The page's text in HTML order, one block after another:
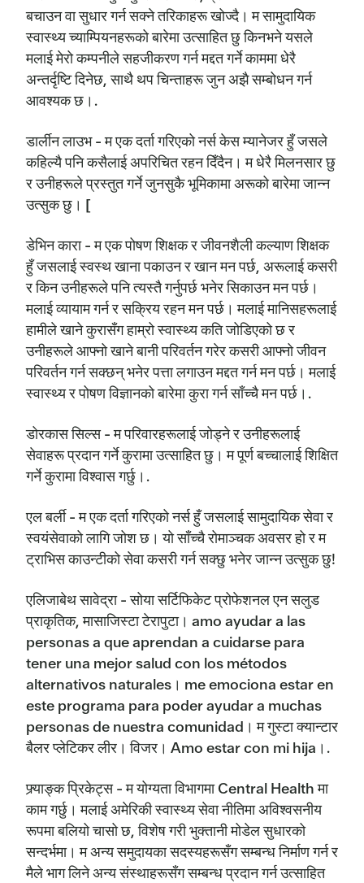
बचाउन वा सुधार गर्न सक्ने तरिकाहरू खोज्दै। म सामुदायिक
स्वास्थ्य च्याम्पियनहरूको बारेमा उत्साहित छु किनभने यसले
मलाई मेरो कम्पनीले सहजीकरण गर्न मद्दत गर्ने काममा धेरै
अन्तर्दृष्टि दिनेछ, साथै थप चिन्ताहरू जुन अझै सम्बोधन गर्न
आवश्यक छ।.
डार्लीन लाउभ - म एक दर्ता गरिएको नर्स केस म्यानेजर हुँ जसले
कहिल्यै पनि कसैलाई अपरिचित रहन दिँदैन। म धेरै मिलनसार छु
र उनीहरूले प्रस्तुत गर्ने जुनसुकै भूमिकामा अरूको बारेमा जान्न
उत्सुक छु। [
डेभिन कारा - म एक पोषण शिक्षक र जीवनशैली कल्याण शिक्षक
हुँ जसलाई स्वस्थ खाना पकाउन र खान मन पर्छ, अरूलाई कसरी
र किन उनीहरूले पनि त्यस्तै गर्नुपर्छ भनेर सिकाउन मन पर्छ।
मलाई व्यायाम गर्न र सक्रिय रहन मन पर्छ। मलाई मानिसहरूलाई
हामीले खाने कुरासँग हाम्रो स्वास्थ्य कति जोडिएको छ र
उनीहरूले आफ्नो खाने बानी परिवर्तन गरेर कसरी आफ्नो जीवन
परिवर्तन गर्न सक्छन् भनेर पत्ता लगाउन मद्दत गर्न मन पर्छ। मलाई
स्वास्थ्य र पोषण विज्ञानको बारेमा कुरा गर्न साँच्चै मन पर्छ।.
डोरकास सिल्स - म परिवारहरूलाई जोड्ने र उनीहरूलाई
सेवाहरू प्रदान गर्ने कुरामा उत्साहित छु। म पूर्ण बच्चालाई शिक्षित
गर्ने कुरामा विश्वास गर्छु।.
एल बर्ली - म एक दर्ता गरिएको नर्स हुँ जसलाई सामुदायिक सेवा र
स्वयंसेवाको लागि जोश छ। यो साँच्चै रोमाञ्चक अवसर हो र म
ट्राभिस काउन्टीको सेवा कसरी गर्न सक्छु भनेर जान्न उत्सुक छु!
एलिजाबेथ सावेद्रा - सोया सर्टिफिकेट प्रोफेशनल एन सलुड
प्राकृतिक, मासाजिस्टा टेरापुटा। amo ayudar a las
personas a que aprendan a cuidarse para
tener una mejor salud con los métodos
alternativos naturales। me emociona estar en
este programa para poder ayudar a muchas
personas de nuestra comunidad। म गुस्टा क्यान्टार
बैलर प्लेटिकर लीर। विजर। Amo estar con mi hija।.
फ्र्याङ्क प्रिकेट्स - म योग्यता विभागमा Central Health मा
काम गर्छु। मलाई अमेरिकी स्वास्थ्य सेवा नीतिमा अविश्वसनीय
रूपमा बलियो चासो छ, विशेष गरी भुक्तानी मोडेल सुधारको
सन्दर्भमा। म अन्य समुदायका सदस्यहरूसँग सम्बन्ध निर्माण गर्न र
मैले भाग लिने अन्य संस्थाहरूसँग सम्बन्ध प्रदान गर्न उत्साहित